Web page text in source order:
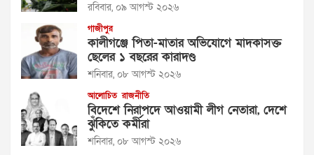
রবিবার, ০৯ আগস্ট ২০২৬
গাজীপুর
কালীগঞ্জে পিতা-মাতার অভিযোগে মাদকাসক্ত
ছেলের ১ বছরের কারাদণ্ড
শনিবার, ০৮ আগস্ট ২০২৬
আলোচিত রাজনীতি
বিদেশে নিরাপদে আওয়ামী লীগ নেতারা, দেশে
ঝুঁকিতে কর্মীরা
শনিবার, ০৮ আগস্ট ২০২৬